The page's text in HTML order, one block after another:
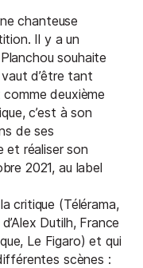
chanteuse
Il y a un
souhaite
d’être tant
deuxième
c’est à son
de ses
et réaliser son
2021, au label
critique (Télérama,
Dutilh, France
Le Figaro) et qui
scènes :